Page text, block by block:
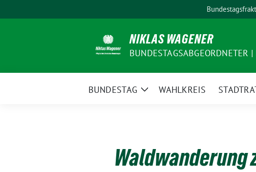
zum
NIKLAS WAGENER
BUNDESTAGSABGEORDNETER
BUNDESTAG
ZeigeWAHLKREIS
Waldwanderung